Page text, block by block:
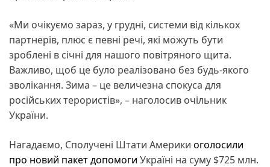
«Ми очікуємо зараз, у грудні, системи від кількох
партнерів, плюс є певні речі, які можуть бути
зроблені в січні для нашого повітряного щита.
Важливо, щоб це було реалізовано без будь-якого
зволікання. Зима – це величезна спокуса для
російських терористів», – наголосив очільник
України.
Нагадаємо, Сполучені Штати Америки оголосили
про новий пакет допомоги Україні на суму $725 млн.